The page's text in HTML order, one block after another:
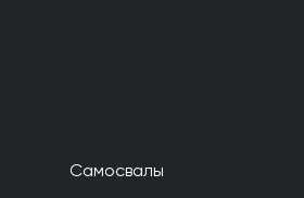
Самосвалы